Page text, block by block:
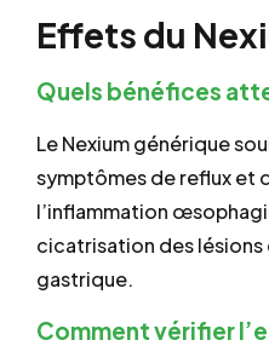
Effets du
Quels bénéfices
Le Nexium générique
symptômes de reflux et
l’inflammation
cicatrisation des lésions
gastrique.
Comment vérifier